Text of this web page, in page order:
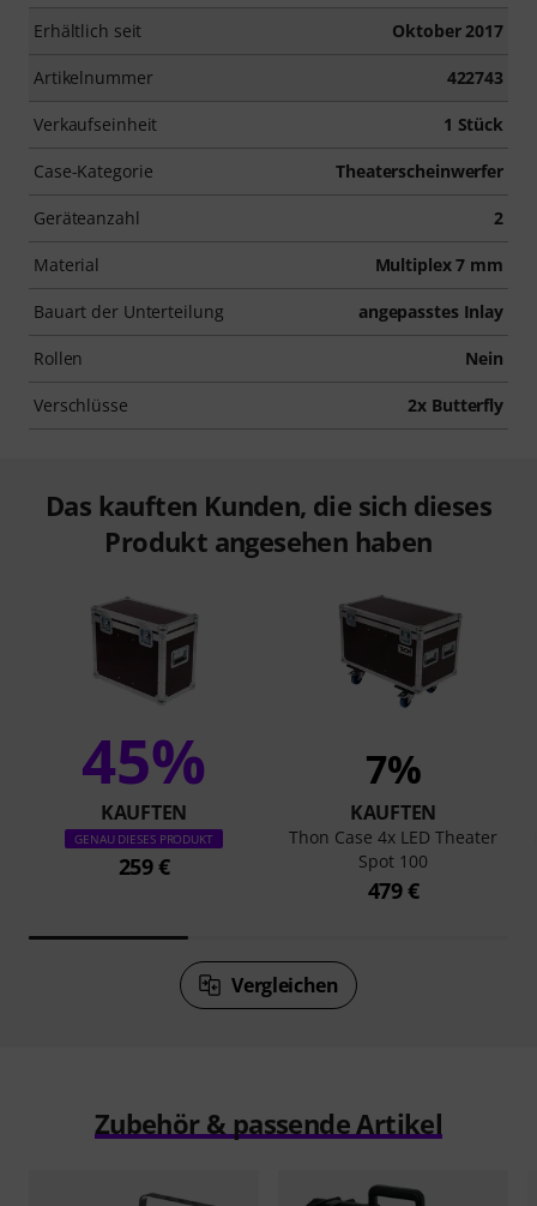
Erhältlich seit Oktober 2017
Artikelnummer 422743
Verkaufseinheit 1 Stück
Case-Kategorie Theaterscheinwerfer
Geräteanzahl 2
Material Multiplex 7 mm
Bauart der Unterteilung angepasstes Inlay
Rollen Nein
Verschlüsse 2x Butterfly
Das kauften Kunden, die sich dieses
Produkt angesehen haben
45%
KAUFTEN
GENAU DIESES PRODUKT
259 €
7%
KAUFTEN
Thon Case 4x LED Theater
Spot 100
479 €
Vergleichen
Zubehör & passende Artikel